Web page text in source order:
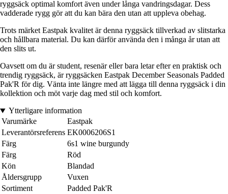
ryggsäck optimal komfort även under långa vandringsdagar. Dess
vadderade rygg gör att du kan bära den utan att uppleva obehag.
Trots märket Eastpak kvalitet är denna ryggsäck tillverkad av slitstarka
och hållbara material. Du kan därför använda den i många år utan att
den slits ut.
Oavsett om du är student, resenär eller bara letar efter en praktisk och
trendig ryggsäck, är ryggsäcken Eastpak December Seasonals Padded
Pak'R för dig. Vänta inte längre med att lägga till denna ryggsäck i din
kollektion och möt varje dag med stil och komfort.
Ytterligare information
Varumärke
Eastpak
Leverantörsreferens EK0006206S1
Färg
6s1 wine burgundy
Färg
Röd
Kön
Blandad
Åldersgrupp
Vuxen
Sortiment
Padded Pak'R